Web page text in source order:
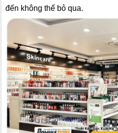
đến không thể bỏ qua.